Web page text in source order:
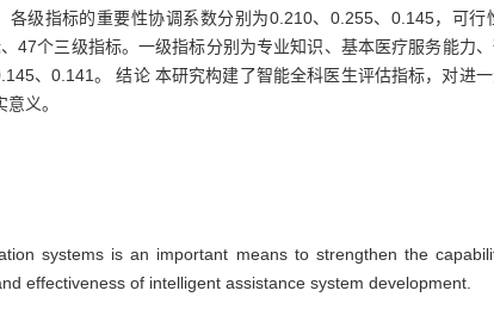
级指标的重要性协调系数分别为0.210、0.255、0.145，可行
47个三级指标。一级指标分别为专业知识、基本医疗服务能力
、0.141。 结论 本研究构建了智能全科医生评估指标，对进
义。
systems is an important means to strengthen the
effectiveness of intelligent assistance system development.